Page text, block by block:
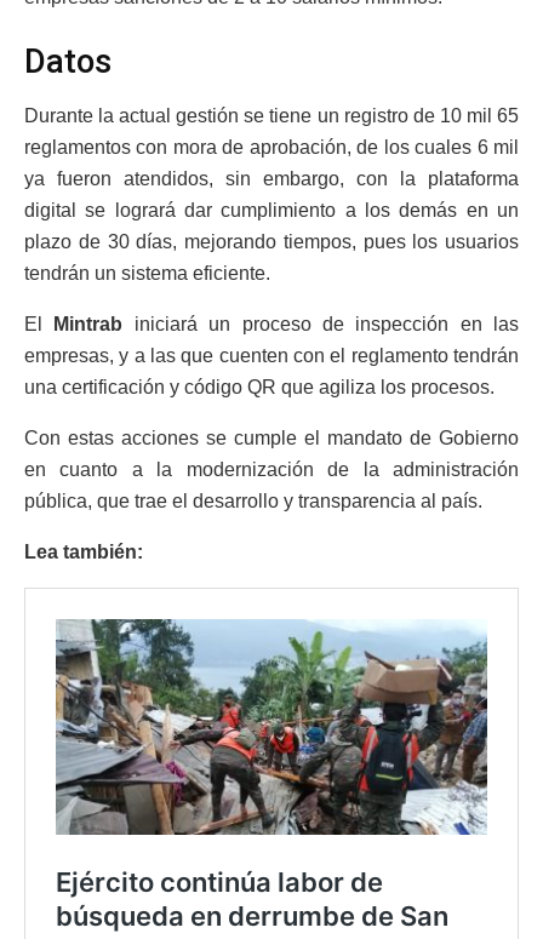
Datos
Durante la actual gestión se tiene un registro de 10 mil 65
reglamentos con mora de aprobación, de los cuales 6 mil
ya fueron atendidos, sin embargo, con la plataforma
digital se logrará dar cumplimiento a los demás en un
plazo de 30 días, mejorando tiempos, pues los usuarios
tendrán un sistema eficiente.
El Mintrab iniciará un proceso de inspección en las
empresas, y a las que cuenten con el reglamento tendrán
una certificación y código QR que agiliza los procesos.
Con estas acciones se cumple el mandato de Gobierno
en cuanto a la modernización de la administración
pública, que trae el desarrollo y transparencia al país.
Lea también: